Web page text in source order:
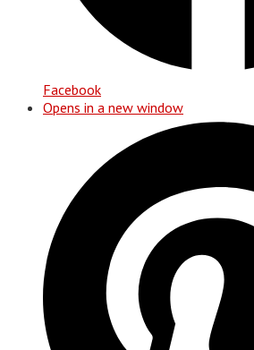
Facebook
Opens in a new window